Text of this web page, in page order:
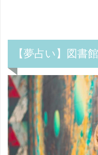
【夢占い】図書